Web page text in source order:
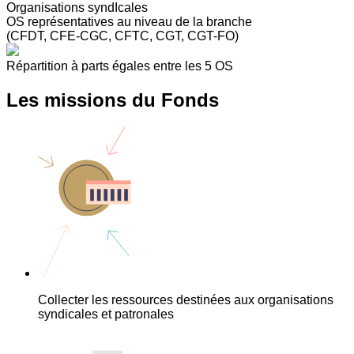
Organisations syndIcales
OS représentatives au niveau de la branche
(CFDT, CFE-CGC, CFTC, CGT, CGT-FO)
Répartition à parts égales entre les 5 OS
Les missions du Fonds
Collecter les ressources destinées aux organisations
syndicales et patronales